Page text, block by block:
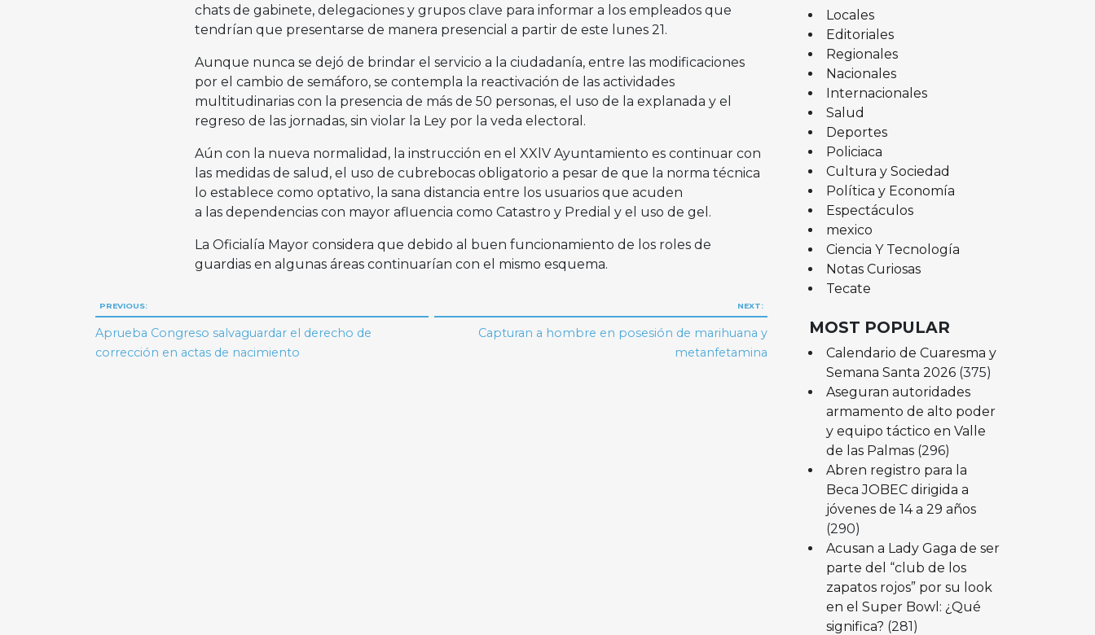
chats de gabinete, delegaciones y grupos clave para informar a los empleados que
tendrían que presentarse de manera presencial a partir de este lunes 21.
Aunque nunca se dejó de brindar el servicio a la ciudadanía, entre las modificaciones
por el cambio de semáforo, se contempla la reactivación de las actividades
multitudinarias con la presencia de más de 50 personas, el uso de la explanada y el
regreso de las jornadas, sin violar la Ley por la veda electoral.
Aún con la nueva normalidad, la instrucción en el XXlV Ayuntamiento es continuar con
las medidas de salud, el uso de cubrebocas obligatorio a pesar de que la norma técnica
lo establece como optativo, la sana distancia entre los usuarios que acuden
a las dependencias con mayor afluencia como Catastro y Predial y el uso de gel.
La Oficialía Mayor considera que debido al buen funcionamiento de los roles de
guardias en algunas áreas continuarían con el mismo esquema.
Navegación
de
PREVIOUS:
Aprueba Congreso salvaguardar el derecho de
corrección en actas de nacimiento
NEXT:
Capturan a hombre en posesión de marihuana y
metanfetamina
Locales
Editoriales
Regionales
Nacionales
Internacionales
Salud
Deportes
Policiaca
Cultura y Sociedad
Política y Economía
Espectáculos
mexico
Ciencia Y Tecnología
Notas Curiosas
Tecate
MOST POPULAR
Calendario de Cuaresma y
Semana Santa 2026 (375)
Aseguran autoridades
armamento de alto poder
y equipo táctico en Valle
de las Palmas (296)
Abren registro para la
Beca JOBEC dirigida a
jóvenes de 14 a 29 años
(290)
Acusan a Lady Gaga de ser
parte del “club de los
zapatos rojos” por su look
en el Super Bowl: ¿Qué
significa? (281)